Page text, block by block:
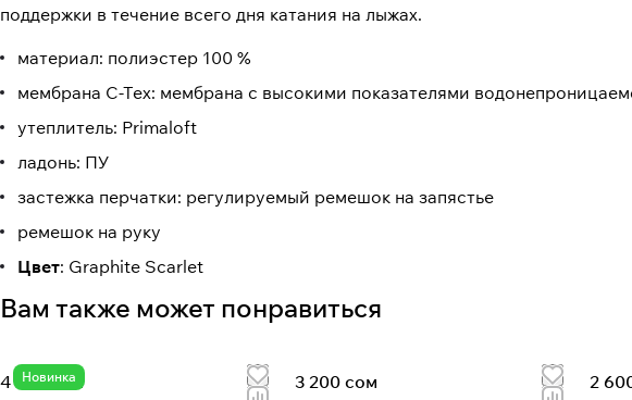
поддержки в течение всего дня катания на лыжах.
материал: полиэстер 100 %
мембрана C-Tex: мембрана с высокими показателями
утеплитель: Primaloft
ладонь: ПУ
застежка перчатки: регулируемый ремешок на запястье
ремешок на руку
Цвет: Graphite Scarlet
Вам также может понравиться
Новинка
4 030 сом 3 200 сом 2